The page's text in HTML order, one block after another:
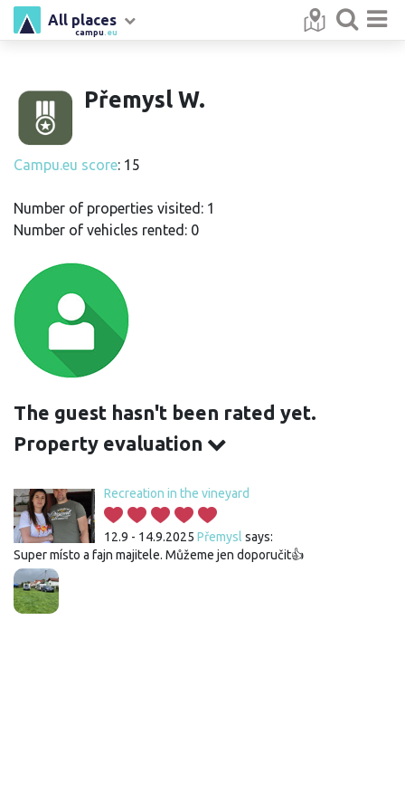
campu .eu
All places
Přemysl W.
Campu.eu score: 15
Number of properties visited: 1
Number of vehicles rented: 0
The guest hasn't been rated yet.
Property evaluation
Recreation in the vineyard
12.9 - 14.9.2025 Přemysl says:
Super místo a fajn majitele. Můžeme jen doporučit👍